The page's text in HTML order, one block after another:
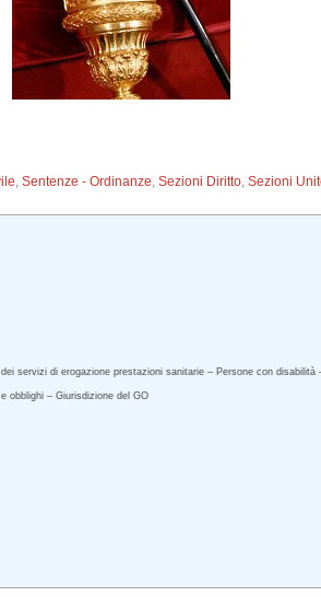
,Sentenze - Ordinanze,Sezioni Diritto,Sezioni
servizi di erogazione prestazioni sanitarie – Persone con
obblighi – Giurisdizione del GO